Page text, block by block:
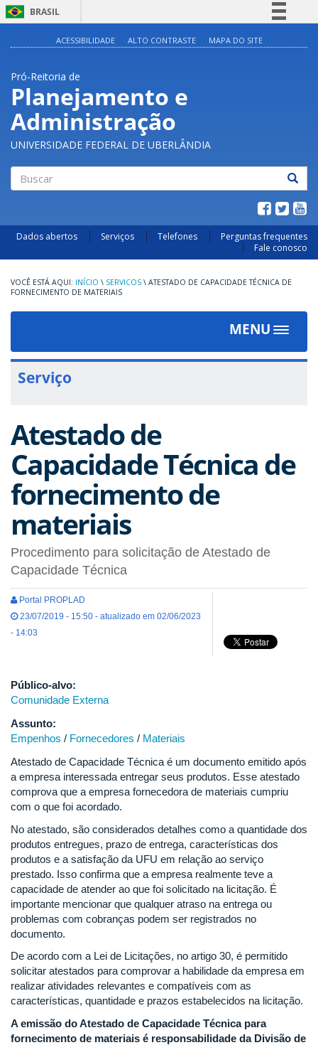
BRASIL
Acesso à informação
ACESSIBILIDADE ALTO CONTRASTE MAPA DO SITE
Pró-Reitoria de
Planejamento e
Administração
UNIVERSIDADE FEDERAL DE UBERLÂNDIA
Dados abertos Serviços Telefones
Perguntas frequentes
Fale conosco
INÍCIO \ SERVICOS \ ATESTADO DE CAPACIDADE TÉCNICA DE
FORNECIMENTO DE MATERIAIS
MENU
Toggle
Serviço
Atestado de
Capacidade Técnica de
fornecimento de
materiais
Procedimento para solicitação de Atestado de
Capacidade Técnica
Portal PROPLAD
23/07/2019 - 15:50 - atualizado em 02/06/2023
- 14:03
Público-alvo:
Comunidade Externa
Assunto:
Empenhos / Fornecedores / Materiais
Atestado de Capacidade Técnica é um documento emitido após
a empresa interessada entregar seus produtos. Esse atestado
comprova que a empresa fornecedora de materiais cumpriu
com o que foi acordado.
No atestado, são considerados detalhes como a quantidade dos
produtos entregues, prazo de entrega, características dos
produtos e a satisfação da UFU em relação ao serviço
prestado. Isso confirma que a empresa realmente teve a
capacidade de atender ao que foi solicitado na licitação. É
importante mencionar que qualquer atraso na entrega ou
problemas com cobranças podem ser registrados no
documento.
De acordo com a Lei de Licitações, no artigo 30, é permitido
solicitar atestados para comprovar a habilidade da empresa em
realizar atividades relevantes e compatíveis com as
características, quantidade e prazos estabelecidos na licitação.
A emissão do Atestado de Capacidade Técnica para
fornecimento de materiais é responsabilidade da Divisão de